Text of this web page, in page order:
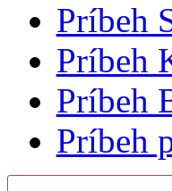
Príbeh
Príbeh
Príbeh
Príbeh